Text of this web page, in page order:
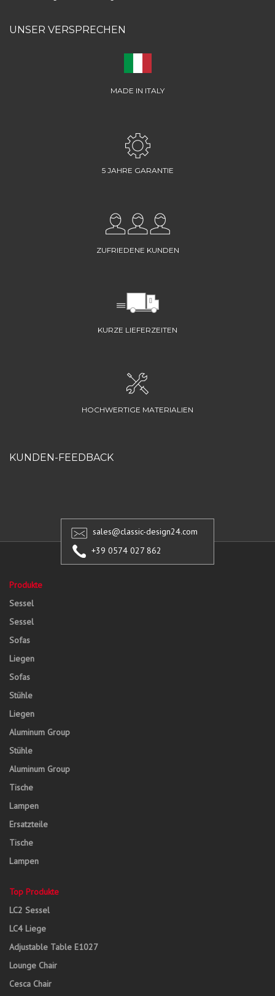
UNSER VERSPRECHEN
MADE IN ITALY
5 JAHRE GARANTIE
ZUFRIEDENE KUNDEN
KURZE LIEFERZEITEN
HOCHWERTIGE MATERIALIEN
KUNDEN-FEEDBACK
sales@classic-design24.com
+39 0574 027 862
Produkte
Sessel
Sessel
Sofas
Liegen
Sofas
Stühle
Liegen
Aluminum Group
Stühle
Aluminum Group
Tische
Lampen
Ersatzteile
Tische
Lampen
Top Produkte
LC2 Sessel
LC4 Liege
Adjustable Table E1027
Lounge Chair
Cesca Chair